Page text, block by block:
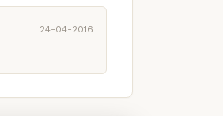
24-04-2016